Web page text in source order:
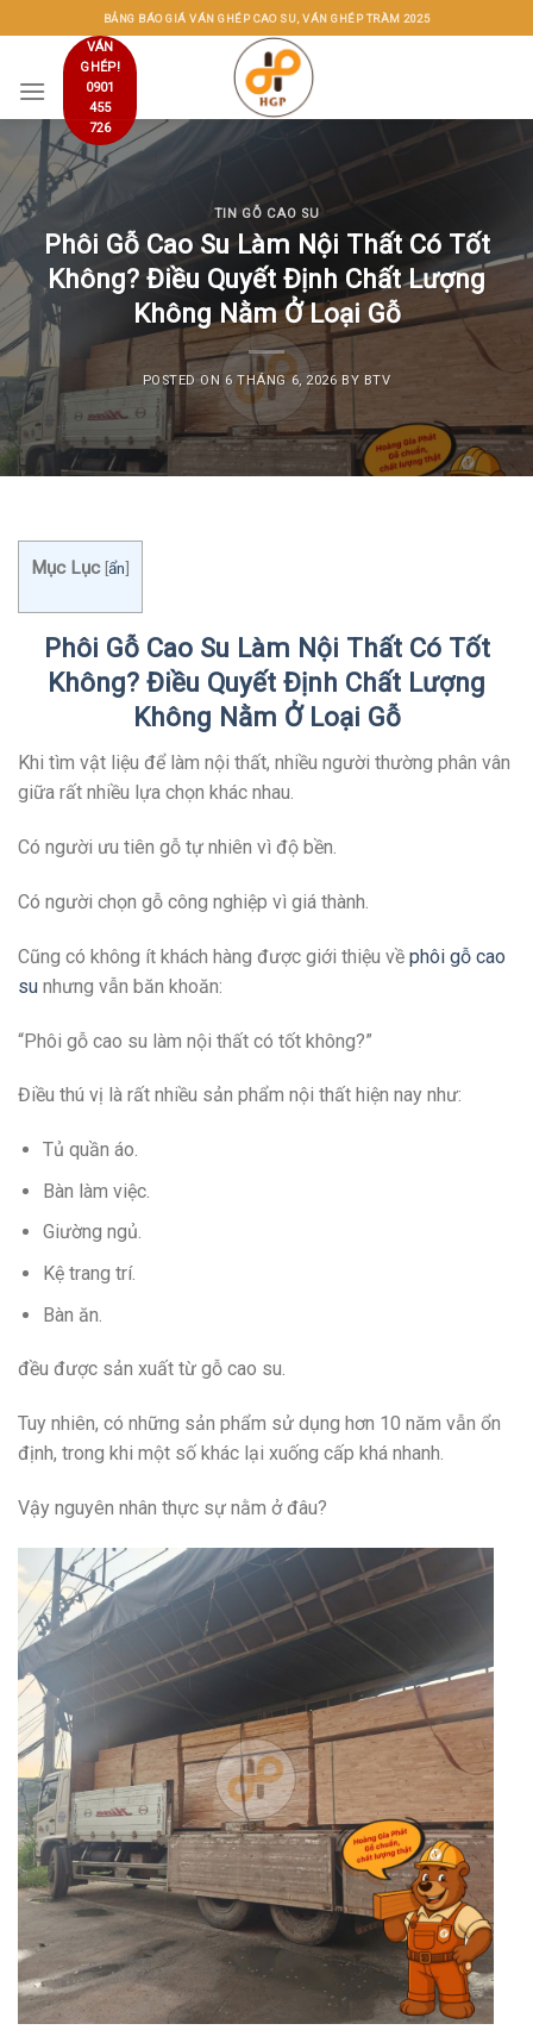
to
BẢNG BÁO GIÁ VÁN GHÉP CAO SU, VÁN GHÉP TRÀM 2025
VÁN
GHÉP!
0901
455
726
TIN GỖ CAO SU
Phôi Gỗ Cao Su Làm Nội Thất Có Tốt
Không? Điều Quyết Định Chất Lượng
Không Nằm Ở Loại Gỗ
POSTED ON 6 THÁNG 6, 2026 BY BTV
Mục Lục [ẩn]
Phôi Gỗ Cao Su Làm Nội Thất Có Tốt
Không? Điều Quyết Định Chất Lượng
Không Nằm Ở Loại Gỗ
Khi tìm vật liệu để làm nội thất, nhiều người thường phân vân
giữa rất nhiều lựa chọn khác nhau.
Có người ưu tiên gỗ tự nhiên vì độ bền.
Có người chọn gỗ công nghiệp vì giá thành.
Cũng có không ít khách hàng được giới thiệu về phôi gỗ cao
su nhưng vẫn băn khoăn:
“Phôi gỗ cao su làm nội thất có tốt không?”
Điều thú vị là rất nhiều sản phẩm nội thất hiện nay như:
Tủ quần áo.
Bàn làm việc.
Giường ngủ.
Kệ trang trí.
Bàn ăn.
đều được sản xuất từ gỗ cao su.
Tuy nhiên, có những sản phẩm sử dụng hơn 10 năm vẫn ổn
định, trong khi một số khác lại xuống cấp khá nhanh.
Vậy nguyên nhân thực sự nằm ở đâu?